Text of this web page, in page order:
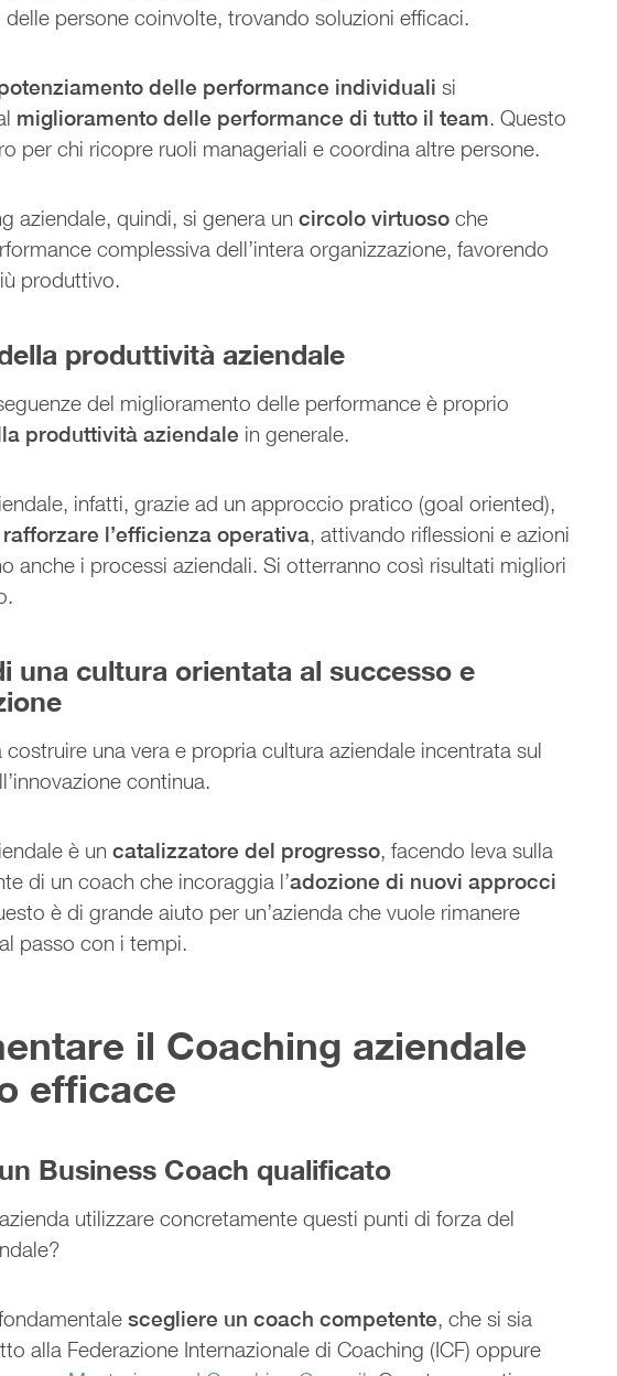
persone coinvolte, trovando soluzioni efficaci.
delle performance individuali si
miglioramento delle performance di tutto il team. Questo
per chi ricopre ruoli manageriali e coordina altre persone.
aziendale, quindi, si genera uncircolo virtuoso che
complessiva dell’intera organizzazione, favorendo
produttivo.
produttività aziendale
del miglioramento delle performance è proprio
produttività aziendale in generale.
infatti, grazie ad un approccio pratico (goal oriented),
rafforzare l’efficienza operativa, attivando riflessioni e azioni
anche i processi aziendali. Si otterranno così risultati migliori
una cultura orientata al successo e
costruire una vera e propria cultura aziendale incentrata sul
continua.
è uncatalizzatore del progresso, facendo leva sulla
di un coach che incoraggia l’adozione di nuovi approcci
è di grande aiuto per un’azienda che vuole rimanere
passo con i tempi.
il Coaching aziendale
efficace
Business Coach qualificato
utilizzare concretamente questi punti di forza del
scegliere un coach competente, che si sia
alla Federazione Internazionale di Coaching (ICF) oppure